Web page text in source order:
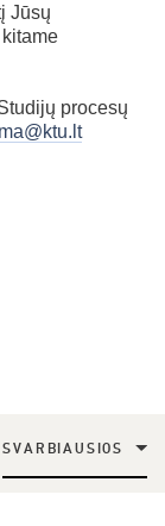
Jūsų
procesų
SVARBIAUSIOS